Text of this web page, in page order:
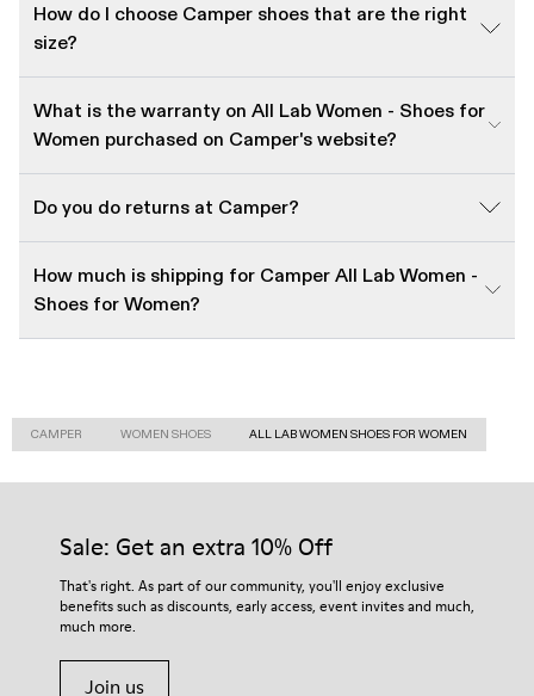
How do I choose Camper shoes that are the right
size?
What is the warranty on All Lab Women - Shoes for
Women purchased on Camper's website?
Do you do returns at Camper?
How much is shipping for Camper All Lab Women -
Shoes for Women?
CAMPER WOMEN SHOES ALL LAB WOMEN SHOES FOR WOMEN
Sale: Get an extra 10% Off
That's right. As part of our community, you'll enjoy exclusive
benefits such as discounts, early access, event invites and much,
much more.
Join us